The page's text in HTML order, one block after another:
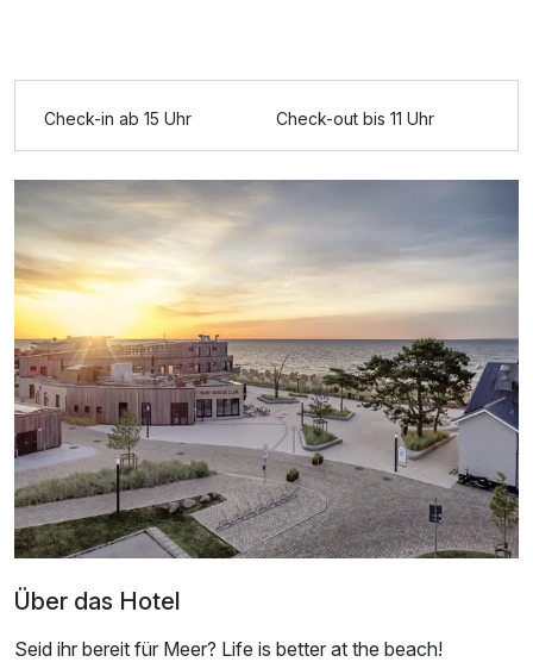
p.P. ab126,00 €
Dreibettzimmer Wasserseite
2 Erwachsene und 1 Kind
Check-in ab 15 Uhr Check-out bis 11 Uhr
Über das Hotel
Seid ihr bereit für Meer? Life is better at the beach!